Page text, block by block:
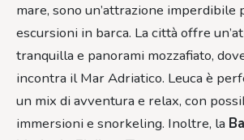
mare, sono un’attrazione imperdibile
escursioni in barca. La città offre
tranquilla e panorami mozzafiato,
incontra il Mar Adriatico. Leuca è
un mix di avventura e relax, con
immersioni e snorkeling. Inoltre, la